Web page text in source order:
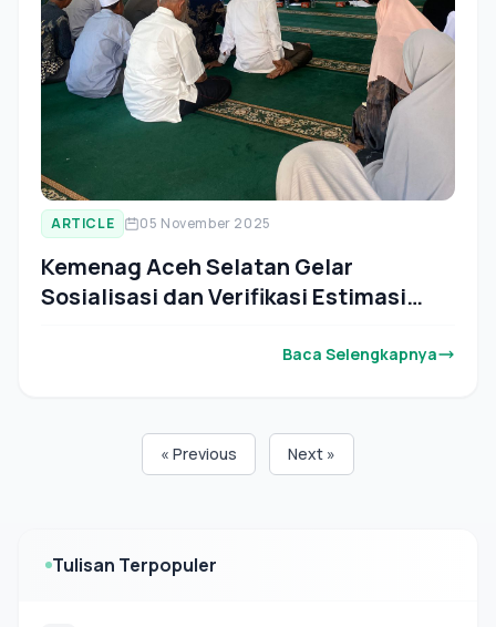
ARTICLE 05 November 2025
Kemenag Aceh Selatan Gelar
Sosialisasi dan Verifikasi Estimasi
Baca Selengkapnya
« Previous Next »
Tulisan Terpopuler